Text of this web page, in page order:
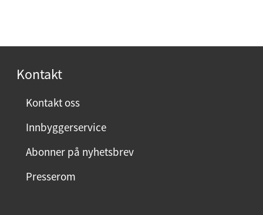
Kontakt
Kontakt oss
Innbyggerservice
Abonner på nyhetsbrev
Presserom